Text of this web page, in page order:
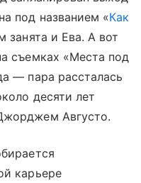
под названием «Как
занята и Ева. А вот
съемках «Места под
— пара рассталась
десяти лет
Августо.
карьере